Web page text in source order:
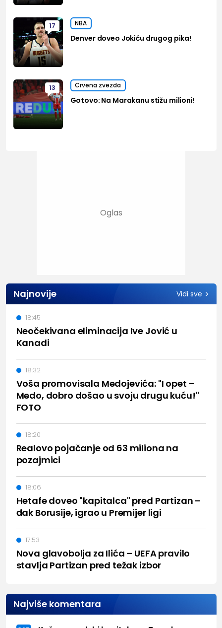
17 NBA
Denver doveo Jokiću drugog pika!
13 Crvena zvezda
Gotovo: Na Marakanu stižu milioni!
Najnovije Vidi sve
Neočekivana eliminacija Ive Jović u
Kanadi
18:45
Voša promovisala Medojevića: "I opet –
Medo, dobro došao u svoju drugu kuću!"
FOTO
18:32
Realovo pojačanje od 63 miliona na
pozajmici
18:20
Hetafe doveo "kapitalca" pred Partizan –
đak Borusije, igrao u Premijer ligi
18:06
Nova glavobolja za Ilića – UEFA pravilo
stavlja Partizan pred težak izbor
17:53
Najviše komentara